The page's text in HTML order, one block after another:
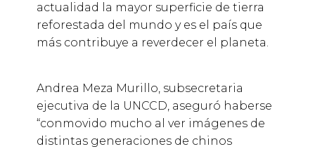
actualidad la mayor superficie de tierra
reforestada del mundo y es el país que
más contribuye a reverdecer el planeta.
Andrea Meza Murillo, subsecretaria
ejecutiva de la UNCCD, aseguró haberse
“conmovido mucho al ver imágenes de
distintas generaciones de chinos